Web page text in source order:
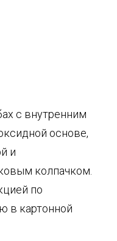
с внутренним
основе,
и
колпачком.
по
в картонной